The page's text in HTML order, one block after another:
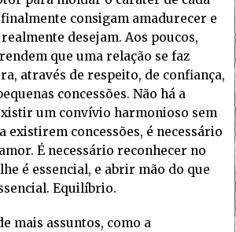
consigam amadurecer e
desejam. Aos poucos,
que uma relação se faz
através de respeito, de confiança,
concessões. Não há a
um convívio harmonioso sem
existirem concessões, é necessário
É necessário reconhecer no
é essencial, e abrir mão do que
Equilíbrio.
mais assuntos, como a